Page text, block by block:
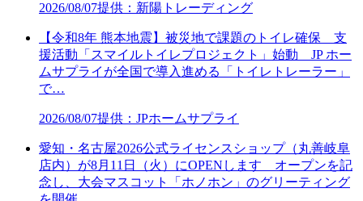
2026/08/07提供：新陽トレーディング
【令和8年 熊本地震】被災地で課題のトイレ確保 支
援活動「スマイルトイレプロジェクト」始動 JP ホー
ムサプライが全国で導入進める「トイレトレーラー」
で…
2026/08/07提供：JPホームサプライ
愛知・名古屋2026公式ライセンスショップ（丸善岐阜
店内）が8月11日（火）にOPENします オープンを記
念し、大会マスコット「ホノホン」のグリーティング